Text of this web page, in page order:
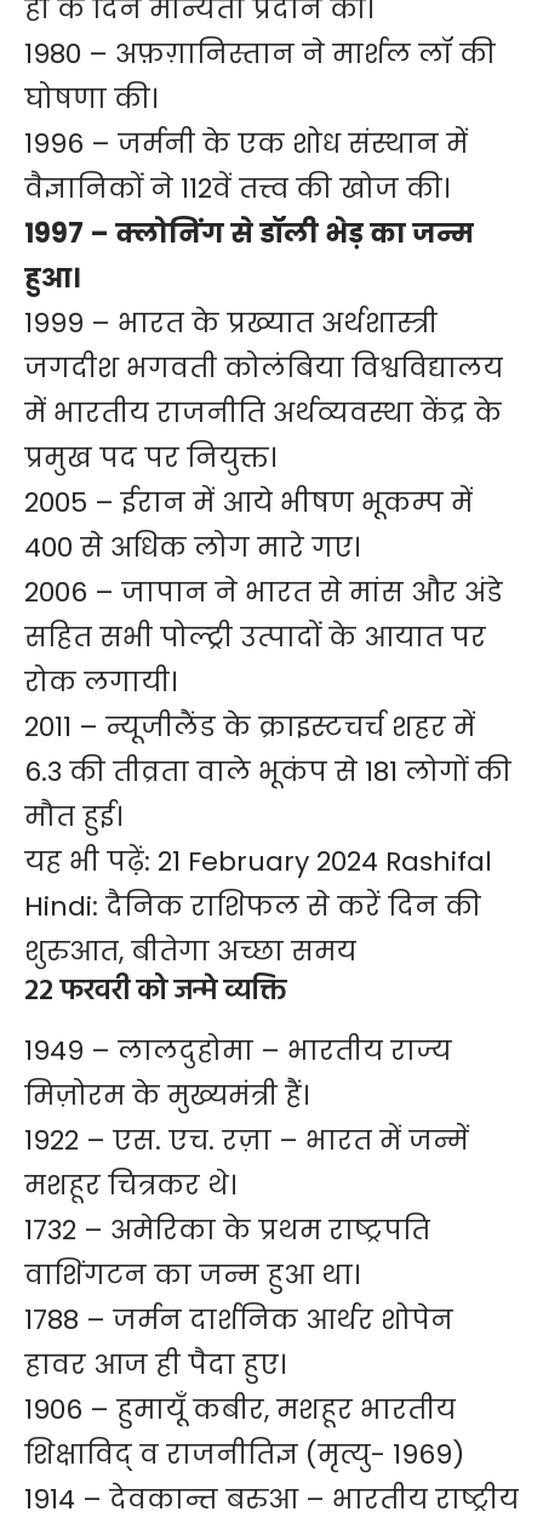
ही के दिन मान्यता प्रदान की।
1980 – अफ़ग़ानिस्तान ने मार्शल लॉ की
घोषणा की।
1996 – जर्मनी के एक शोध संस्थान में
वैज्ञानिकों ने 112वें तत्त्व की खोज की।
1997 – क्लोनिंग सेडॉलीभेड़ का जन्म
हुआ।
1999 – भारत के प्रख्यात अर्थशास्त्री
जगदीश भगवती कोलंबिया विश्वविद्यालय
में भारतीय राजनीति अर्थव्यवस्था केंद्र के
प्रमुख पद पर नियुक्त।
2005 – ईरान में आये भीषण भूकम्प में
400 से अधिक लोग मारे गए।
2006 – जापान ने भारत से मांस और अंडे
सहित सभी पोल्ट्री उत्पादों के आयात पर
रोक लगायी।
2011 – न्यूजीलैंड के क्राइस्टचर्च शहर में
6.3 की तीव्रता वाले भूकंप से 181 लोगों की
मौत हुई।
यह भी पढ़ें: 21 February 2024 Rashifal
Hindi: दैनिक राशिफल से करें दिन की
शुरुआत, बीतेगा अच्छा समय
22 फरवरी को जन्मे व्यक्ति
1949 – लालदुहोमा – भारतीय राज्य
मिज़ोरम के मुख्यमंत्री हैं।
1922 – एस. एच. रज़ा – भारत में जन्में
मशहूर चित्रकर थे।
1732 – अमेरिका के प्रथम राष्ट्रपति
वाशिंगटन का जन्म हुआ था।
1788 – जर्मन दार्शनिक आर्थर शोपेन
हावर आज ही पैदा हुए।
1906 – हुमायूँ कबीर, मशहूर भारतीय
शिक्षाविद् व राजनीतिज्ञ (मृत्यु- 1969)
1914 – देवकान्त बरुआ – भारतीय राष्ट्रीय